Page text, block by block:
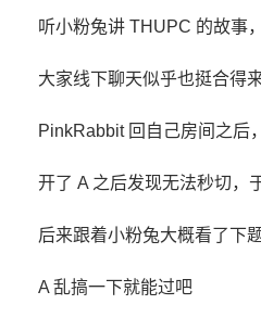
听小粉兔讲 THUPC 的故事
大家线下聊天似乎也挺合得
PinkRabbit 回自己房间之后
开了 A 之后发现无法秒切，
后来跟着小粉兔大概看了下
A 乱搞一下就能过吧